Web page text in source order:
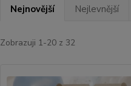
Nejnovější Nejlevnější
Zobrazuji 1-20 z 32